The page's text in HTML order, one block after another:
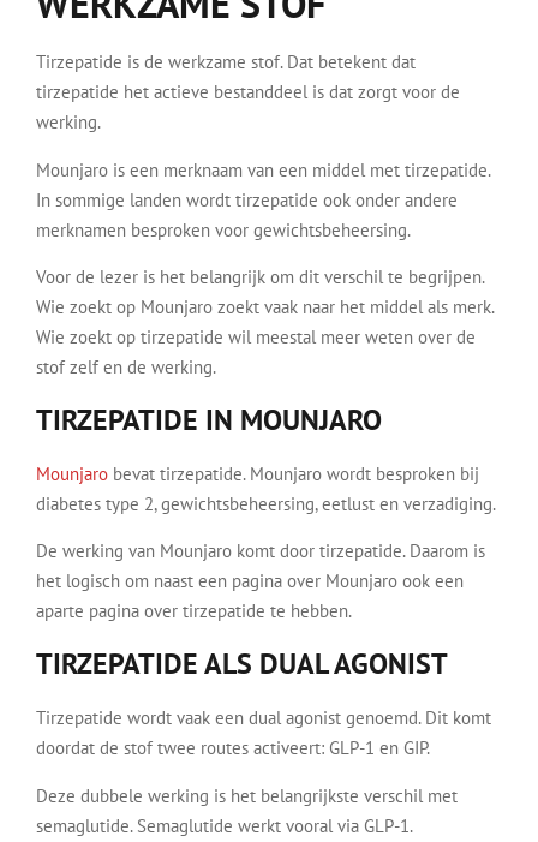
Tirzepatide is de werkzame stof. Dat betekent dat
tirzepatide het actieve bestanddeel is dat zorgt voor de
werking.
Mounjaro is een merknaam van een middel met tirzepatide.
In sommige landen wordt tirzepatide ook onder andere
merknamen besproken voor gewichtsbeheersing.
Voor de lezer is het belangrijk om dit verschil te begrijpen.
Wie zoekt op Mounjaro zoekt vaak naar het middel als merk.
Wie zoekt op tirzepatide wil meestal meer weten over de
stof zelf en de werking.
TIRZEPATIDE IN MOUNJARO
Mounjaro bevat tirzepatide. Mounjaro wordt besproken bij
diabetes type 2, gewichtsbeheersing, eetlust en verzadiging.
De werking van Mounjaro komt door tirzepatide. Daarom is
het logisch om naast een pagina over Mounjaro ook een
aparte pagina over tirzepatide te hebben.
TIRZEPATIDE ALS DUAL AGONIST
Tirzepatide wordt vaak een dual agonist genoemd. Dit komt
doordat de stof twee routes activeert: GLP-1 en GIP.
Deze dubbele werking is het belangrijkste verschil met
semaglutide. Semaglutide werkt vooral via GLP-1.